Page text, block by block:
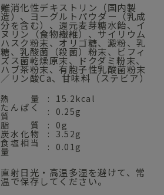
難消化性デキストリン（国内製
造）、ヨーグルトパウダー（乳成
分を含む）、還元麦芽糖水飴、イ
ヌリン（食物繊維）、サイリウム
ハスク粉末、オリゴ糖、澱粉、乳
糖、乳酸菌（殺菌）粉末、ビフィ
ズス菌乾燥原末、ドクダミ粉末、
ハブ茶粉末、有胞子性乳酸菌粉末
／リン酸Ca、甘味料（ステビア）
熱量 15.2kcal
たんぱく
質
0.25g
脂質
0g
炭水化物 3.52g
食塩相当
量 0.01g
直射日光・高温多湿を避けて、常
温で保存してください。